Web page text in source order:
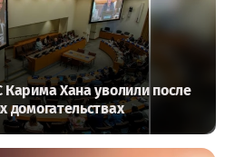
Хана уволили после
домогательствах